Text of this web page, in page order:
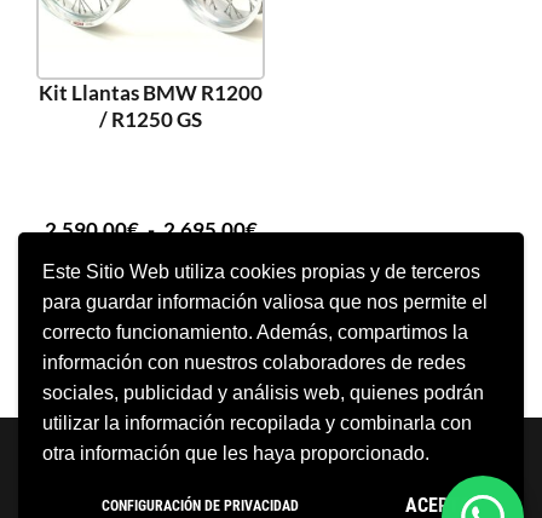
Este Sitio Web utiliza cookies propias y de terceros
para guardar información valiosa que nos permite el
correcto funcionamiento. Además, compartimos la
información con nuestros colaboradores de redes
sociales, publicidad y análisis web, quienes podrán
utilizar la información recopilada y combinarla con
otra información que les haya proporcionado.
CONFIGURACIÓN DE PRIVACIDAD ACEPTO
Kit Llantas BMW R1200
/ R1250 GS
2.590,00€ - 2.695,00€
SELECCIONAR OPCIONES
Neve | Funciona gracias a WordPress